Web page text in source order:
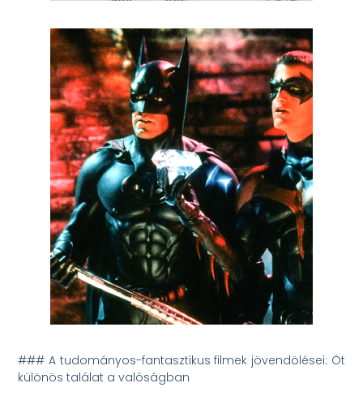
### A tudományos-fantasztikus filmek jövendölései: Öt
különös találat a valóságban